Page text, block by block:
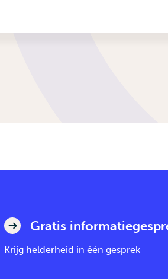
Gratis
Krijg helderheid in één gesprek